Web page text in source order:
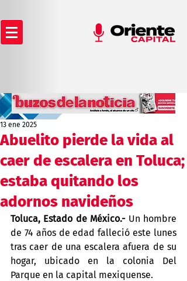
Abuelito pierde la vida al
caer de escalera en Toluca;
estaba quitando los
adornos navideños
13 ene 2025
Toluca, Estado de México.- Un hombre
de 74 años de edad falleció este lunes
tras caer de una escalera afuera de su
hogar, ubicado en la colonia Del
Parque en la capital mexiquense.